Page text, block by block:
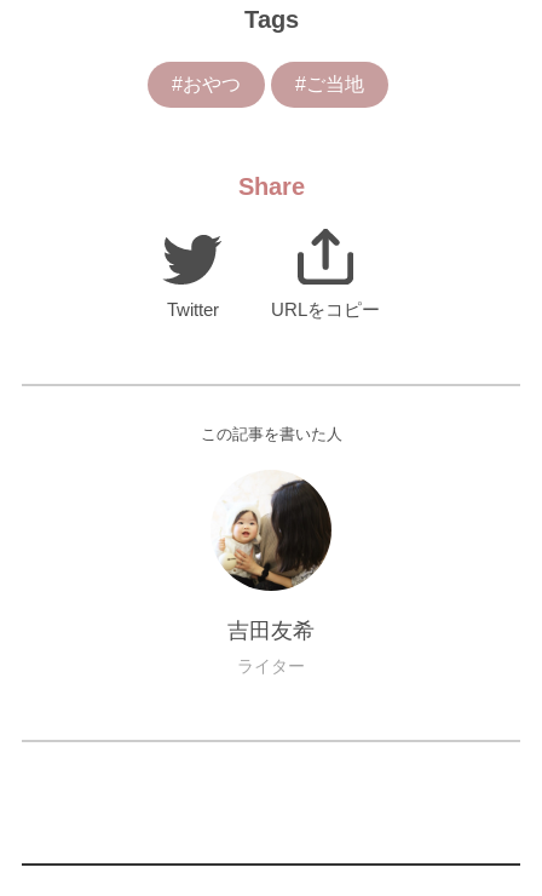
Tags
#おやつ #ご当地
Share
Twitter URLをコピー
この記事を書いた人
吉田友希
ライター